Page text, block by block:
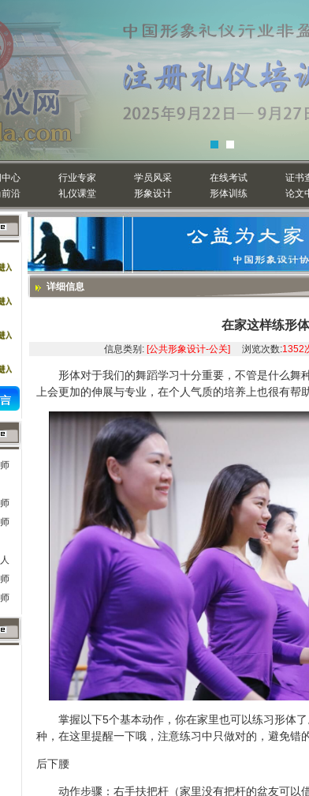
中心 行业专家 学员风采 在线考试 证书
前沿 礼仪课堂 形象设计 形体训练 论文
详细信息
在家这样练形体
信息类别: [公共形象设计-公关] 浏览次数:1352
形体对于我们的舞蹈学习十分重要，不管是什么舞
上会更加的伸展与专业，在个人气质的培养上也很有帮
掌握以下5个基本动作，你在家里也可以练习形体了
种，在这里提醒一下哦，注意练习中只做对的，避免错的
后下腰
动作步骤：右手扶把杆（家里没有把杆的盆友可以